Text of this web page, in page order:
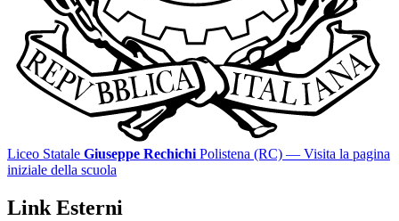
Liceo Statale Giuseppe Rechichi Polistena (RC) — Visita la pagina
iniziale della scuola
Link Esterni